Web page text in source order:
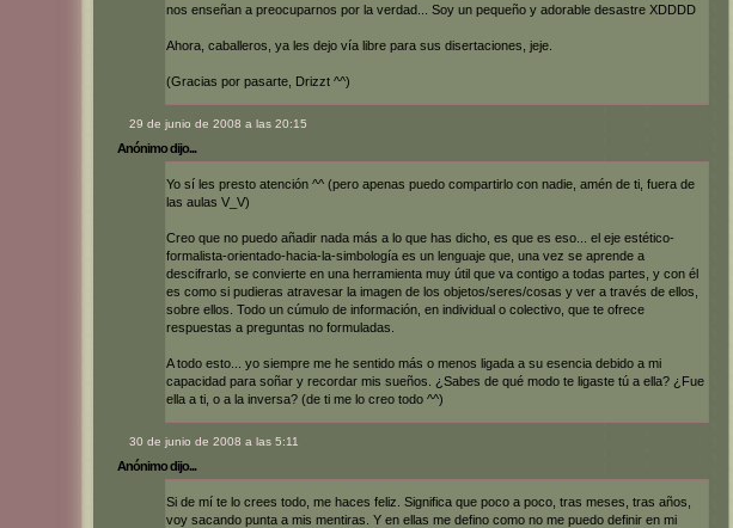
nos enseñan a preocuparnos por la verdad... Soy un pequeño y adorable desastre XDDDD
Ahora, caballeros, ya les dejo vía libre para sus disertaciones, jeje.
(Gracias por pasarte, Drizzt ^^)
29 de junio de 2008 a las 20:15
Anónimo dijo...
Yo sí les presto atención ^^ (pero apenas puedo compartirlo con nadie, amén de ti, fuera de
las aulas V_V)
Creo que no puedo añadir nada más a lo que has dicho, es que es eso... el eje estético-
formalista-orientado-hacia-la-simbología es un lenguaje que, una vez se aprende a
descifrarlo, se convierte en una herramienta muy útil que va contigo a todas partes, y con él
es como si pudieras atravesar la imagen de los objetos/seres/cosas y ver a través de ellos,
sobre ellos. Todo un cúmulo de información, en individual o colectivo, que te ofrece
respuestas a preguntas no formuladas.
A todo esto... yo siempre me he sentido más o menos ligada a su esencia debido a mi
capacidad para soñar y recordar mis sueños. ¿Sabes de qué modo te ligaste tú a ella? ¿Fue
ella a ti, o a la inversa? (de ti me lo creo todo ^^)
30 de junio de 2008 a las 5:11
Anónimo dijo...
Si de mí te lo crees todo, me haces feliz. Significa que poco a poco, tras meses, tras años,
voy sacando punta a mis mentiras. Y en ellas me defino como no me puedo definir en mi